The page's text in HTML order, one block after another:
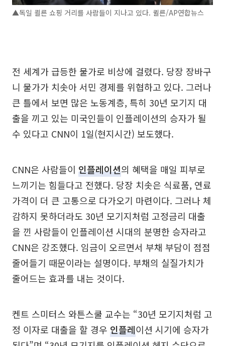
▲독일 쾰른 쇼핑 거리를 사람들이 지나고 있다. 퀼른/AP연합뉴스
전 세계가 급등한 물가로 비상에 걸렸다. 당장 장바구
니 물가가 치솟아 서민 경제를 위협하고 있다. 그러나
큰 틀에서 보면 많은 노동계층, 특히 30년 모기지 대
출을 끼고 있는 미국인들이 인플레이션의 승자가 될
수 있다고 CNN이 1일(현지시간) 보도했다.
CNN은 사람들이 인플레이션의 혜택을 매일 피부로
느끼기는 힘들다고 전했다. 당장 치솟은 식료품, 연료
가격이 더 큰 고통으로 다가오기 마련이다. 그러나 체
감하지 못하더라도 30년 모기지처럼 고정금리 대출
을 낀 사람들이 인플레이션 시대의 분명한 승자라고
CNN은 강조했다. 임금이 오르면서 부채 부담이 점점
줄어들기 때문이라는 설명이다. 부채의 실질가치가
줄어드는 효과를 내는 것이다.
켄트 스미터스 와튼스쿨 교수는 “30년 모기지처럼 고
정 이자로 대출을 할 경우 인플레이션 시기에 승자가